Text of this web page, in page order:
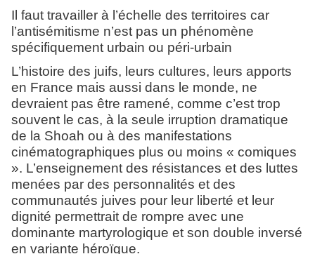
Il faut travailler à l’échelle des territoires car
l’antisémitisme n’est pas un phénomène
spécifiquement urbain ou péri-urbain
L’histoire des juifs, leurs cultures, leurs apports
en France mais aussi dans le monde, ne
devraient pas être ramené, comme c’est trop
souvent le cas, à la seule irruption dramatique
de la Shoah ou à des manifestations
cinématographiques plus ou moins « comiques
». L’enseignement des résistances et des luttes
menées par des personnalités et des
communautés juives pour leur liberté et leur
dignité permettrait de rompre avec une
dominante martyrologique et son double inversé
en variante héroïque.